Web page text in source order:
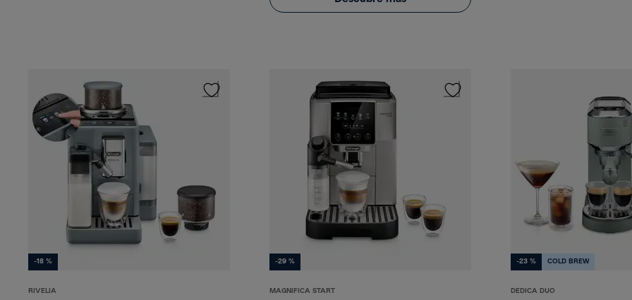
-18 %
RIVELIA
-29 %
MAGNIFICA START
-23 % COLD BREW
DEDICA DUO